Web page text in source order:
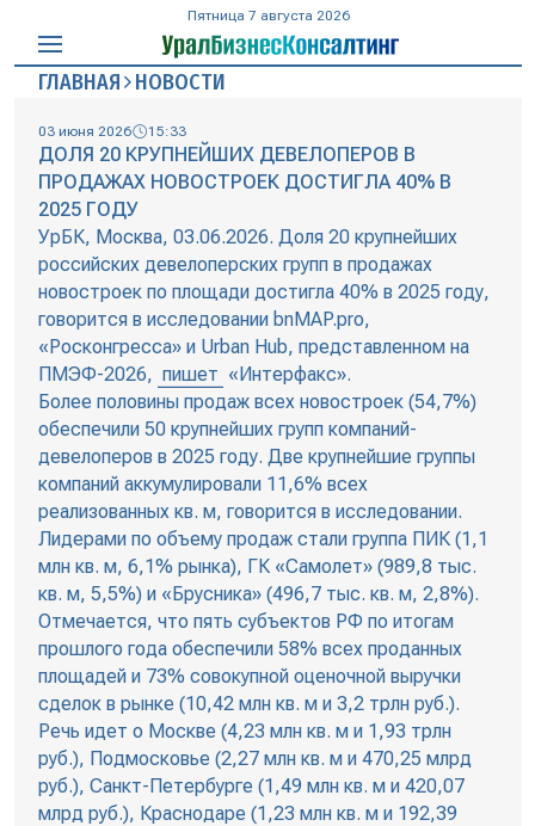
Пятница 7 августа 2026
ГЛАВНАЯ НОВОСТИ
03 июня 2026 15:33
ДОЛЯ 20 КРУПНЕЙШИХ ДЕВЕЛОПЕРОВ В
ПРОДАЖАХ НОВОСТРОЕК ДОСТИГЛА 40% В
2025 ГОДУ
УрБК, Москва, 03.06.2026. Доля 20 крупнейших
российских девелоперских групп в продажах
новостроек по площади достигла 40% в 2025 году,
говорится в исследовании bnMAP.pro,
«Росконгресса» и Urban Hub, представленном на
ПМЭФ-2026, пишет «Интерфакс».
Более половины продаж всех новостроек (54,7%)
обеспечили 50 крупнейших групп компаний-
девелоперов в 2025 году. Две крупнейшие группы
компаний аккумулировали 11,6% всех
реализованных кв. м, говорится в исследовании.
Лидерами по объему продаж стали группа ПИК (1,1
млн кв. м, 6,1% рынка), ГК «Самолет» (989,8 тыс.
кв. м, 5,5%) и «Брусника» (496,7 тыс. кв. м, 2,8%).
Отмечается, что пять субъектов РФ по итогам
прошлого года обеспечили 58% всех проданных
площадей и 73% совокупной оценочной выручки
сделок в рынке (10,42 млн кв. м и 3,2 трлн руб.).
Речь идет о Москве (4,23 млн кв. м и 1,93 трлн
руб.), Подмосковье (2,27 млн кв. м и 470,25 млрд
руб.), Санкт-Петербурге (1,49 млн кв. м и 420,07
млрд руб.), Краснодаре (1,23 млн кв. м и 192,39